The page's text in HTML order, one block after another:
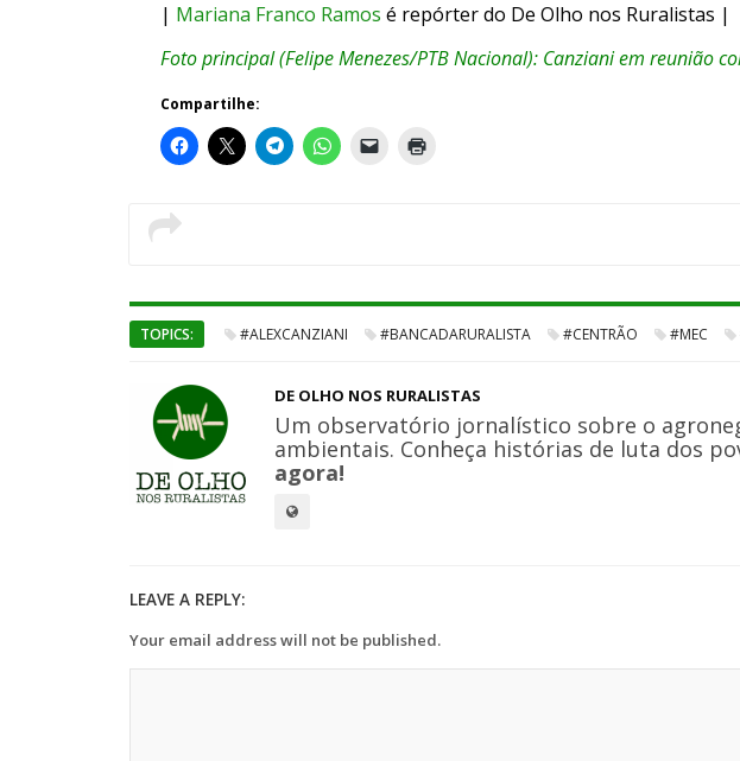
| Mariana Franco Ramos é repórter do De Olho nos Ruralistas |
Foto principal (Felipe Menezes/PTB Nacional): Canziani em reunião
Compartilhe:
TOPICS: #ALEXCANZIANI #BANCADARURALISTA #CENTRÃO #MEC
DE OLHO NOS RURALISTAS
Um observatório jornalístico sobre o
ambientais. Conheça histórias de luta dos
agora!
LEAVE A REPLY:
Your email address will not be published.